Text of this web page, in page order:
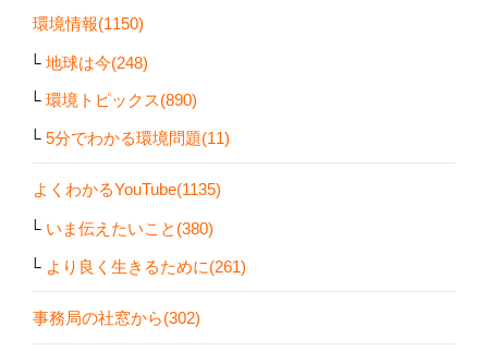
環境情報(1150)
地球は今(248)
環境トピックス(890)
5分でわかる環境問題(11)
よくわかるYouTube(1135)
いま伝えたいこと(380)
より良く生きるために(261)
事務局の社窓から(302)